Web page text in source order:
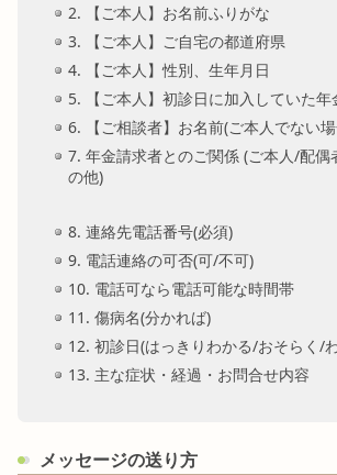
2. 【ご本人】お名前ふりがな
3. 【ご本人】ご自宅の都道府県
4. 【ご本人】性別、生年月日
5. 【ご本人】初診日に加入していた年
6. 【ご相談者】お名前(ご本人でない
7. 年金請求者とのご関係 (ご本人/配
の他)
8. 連絡先電話番号(必須)
9. 電話連絡の可否(可/不可)
10. 電話可なら電話可能な時間帯
11. 傷病名(分かれば)
12. 初診日(はっきりわかる/おそらく/
13. 主な症状・経過・お問合せ内容
メッセージの送り方